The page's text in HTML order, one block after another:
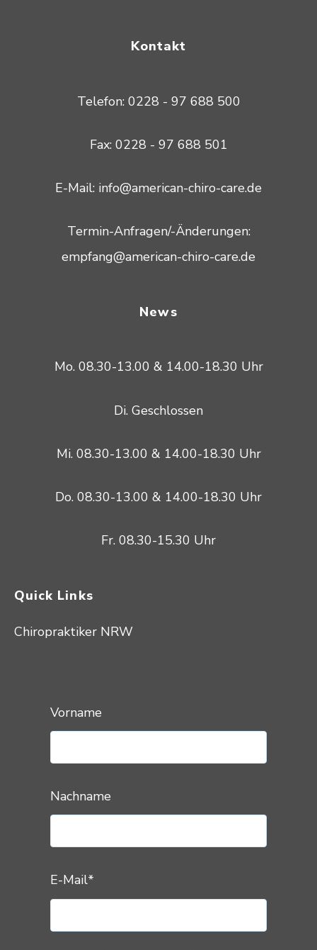
Kontakt
Telefon: 0228 - 97 688 500
Fax: 0228 - 97 688 501
E-Mail: info@american-chiro-care.de
Termin-Anfragen/-Änderungen:
empfang@american-chiro-care.de
News
Mo. 08.30-13.00 & 14.00-18.30 Uhr
Di. Geschlossen
Mi. 08.30-13.00 & 14.00-18.30 Uhr
Do. 08.30-13.00 & 14.00-18.30 Uhr
Fr. 08.30-15.30 Uhr
Quick Links
Chiropraktiker NRW
Vorname
Nachname
E-Mail*